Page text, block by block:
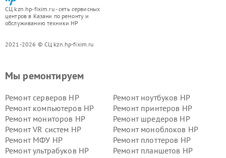
СЦ kzn.hp-fixim.ru - сеть сервисных
центров в Казани по ремонту и
обслуживанию техники HP
2021-2026 © СЦ kzn.hp-fixim.ru
Мы ремонтируем
Ремонт серверов HP
Ремонт ноутбуков HP
Ремонт компьютеров HP
Ремонт принтеров HP
Ремонт мониторов HP
Ремонт шредеров HP
Ремонт VR систем HP
Ремонт моноблоков HP
Ремонт МФУ HP
Ремонт плоттеров HP
Ремонт ультрабуков HP
Ремонт планшетов HP